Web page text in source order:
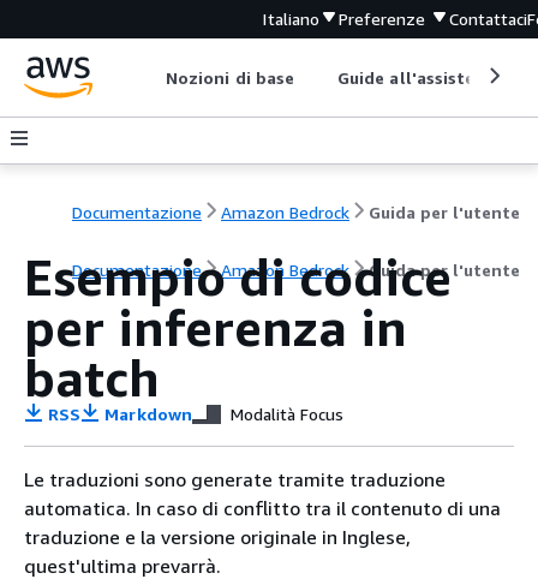
Italiano Preferenze Contattaci
Nozioni di base Guide all'assistenza
Documentazione Amazon Bedrock Guida per l'utente
Documentazione Amazon Bedrock Guida per l'utente
Esempio di codice
per inferenza in
batch
RSS Markdown Modalità Focus
Le traduzioni sono generate tramite traduzione
automatica. In caso di conflitto tra il contenuto di una
traduzione e la versione originale in Inglese,
quest'ultima prevarrà.